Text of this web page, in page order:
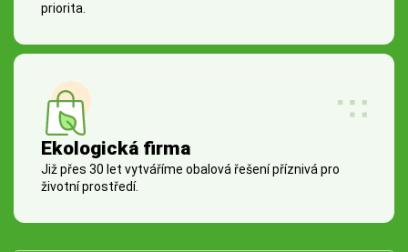
priorita.
Ekologická firma
Již přes 30 let vytváříme obalová řešení příznivá pro
životní prostředí.